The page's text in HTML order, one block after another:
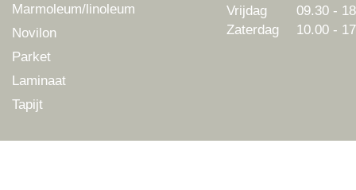
Marmoleum/linoleum
Novilon
Parket
Laminaat
Tapijt
Vrijdag
Zaterdag
09.30 -
10.00 -